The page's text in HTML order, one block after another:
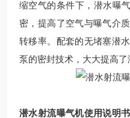
缩空气的条件下，潜水曝
密，提高了空气与曝气介
转移率。配套的无堵塞潜
泵的密封技术，大大提高了
潜水射流曝气机使用说明书